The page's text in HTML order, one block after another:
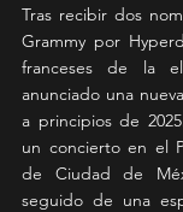
Tras recibir dos
Grammy por
franceses de la
anunciado una
a principios de
un concierto en el
de Ciudad de
seguido de una